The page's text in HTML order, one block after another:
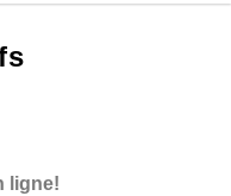
ligne!